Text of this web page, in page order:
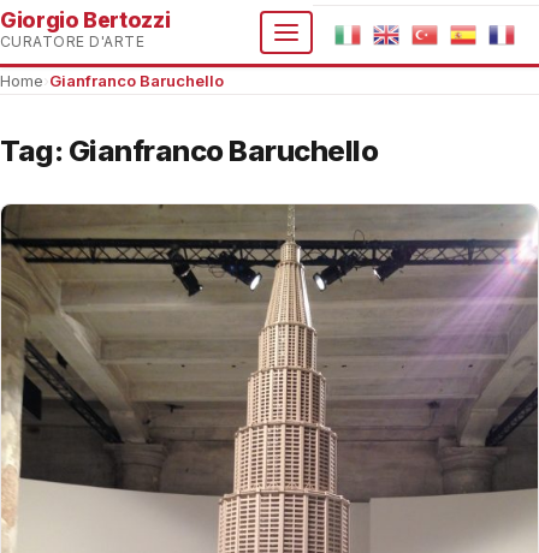
Giorgio Bertozzi
CURATORE D'ARTE
Home Gianfranco Baruchello
Tag: Gianfranco Baruchello